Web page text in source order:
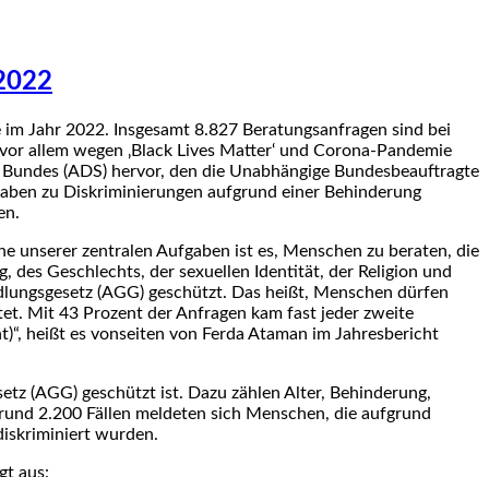
Jahr 2022. Insgesamt 8.827 Beratungsanfragen sind bei
allem wegen ‚Black Lives Matter‘ und Corona-Pandemie
(ADS) hervor, den die Unabhängige Bundesbeauftragte
zu Diskriminierungen aufgrund einer Behinderung
unserer zentralen Aufgaben ist es, Menschen zu beraten, die
des Geschlechts, der sexuellen Identität, der Religion und
(AGG) geschützt. Das heißt, Menschen dürfen
Mit 43 Prozent der Anfragen kam fast jeder zweite
heißt es vonseiten von Ferda Ataman im Jahresbericht
(AGG) geschützt ist. Dazu zählen Alter, Behinderung,
2.200 Fällen meldeten sich Menschen, die aufgrund
wurden.
aus: